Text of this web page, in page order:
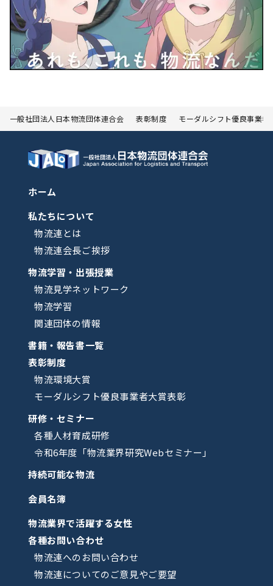
一般社団法人日本物流団体連合会 表彰制度 モーダルシフト優良事業者
ホーム
私たちについて
物流連とは
物流連会長ご挨拶
物流学習・出張授業
物流見学ネットワーク
物流学習
関連団体の情報
書籍・報告書一覧
表彰制度
物流環境大賞
モーダルシフト優良事業者大賞表彰
研修・セミナー
各種人材育成研修
令和6年度「物流業界研究Webセミナー」
持続可能な物流
会員名簿
物流業界で活躍する女性
各種お問い合わせ
物流連へのお問い合わせ
物流連についてのご意見やご要望